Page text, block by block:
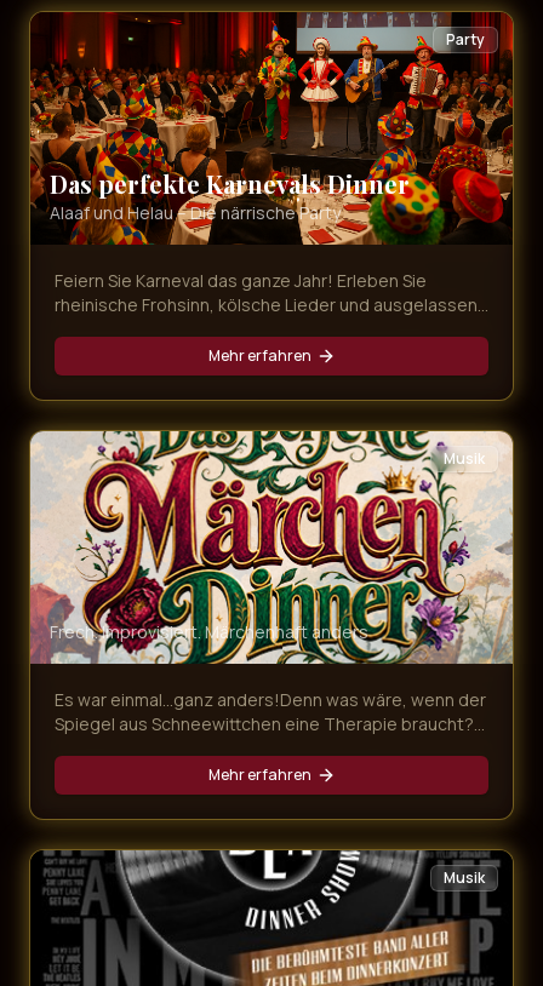
Party
Das perfekte Karnevals Dinner
Alaaf und Helau – Die närrische Party
Feiern Sie Karneval das ganze Jahr! Erleben Sie
rheinische Frohsinn, kölsche Lieder und ausgelassene
mit leckerem Menü.Mehr erfahren
Musik
Frech. Improvisiert. Märchenhaft anders
Es war einmal…ganz anders!Denn was wäre, wenn der
Spiegel aus Schneewittchen eine Therapie braucht?
geraten drei berühmte Grimms-Geschichten gewaltig
ins Wanken. Dr. Rumpelstilzchen behandelt
sprechende Spiegel, das „tapfere“ Schneiderlein ist
ein Hasenfuß und die Gäste schlüpfen in zahllose,
märchenhafte Rollen. Das Ensemble sorgt mit Witz,
Improvisation und Mitmach-Charme für ein Erdbeben
des Zwerchfells – und ein Erlebnis jenseits von „es
war einmal…“!
Mehr erfahren
Musik